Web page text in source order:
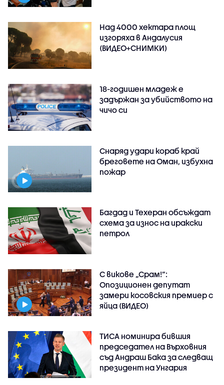
Над 4000 хектара площ
изгоряха в Андалусия
(ВИДЕО+СНИМКИ)
18-годишен младеж е
задържан за убийството на
чичо си
Снаряд удари кораб край
бреговете на Оман, избухна
пожар
Багдад и Техеран обсъждат
схема за износ на иракски
петрол
С викове „Срам!“:
Опозиционен депутат
замери косовския премиер с
яйца (ВИДЕО)
ТИСА номинира бившия
председател на Върховния
съд Андраш Бака за следващ
президент на Унгария